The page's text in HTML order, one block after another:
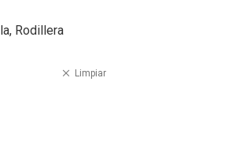
, Rodillera
Limpiar